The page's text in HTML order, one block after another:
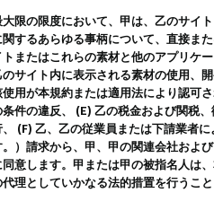
限の限度において、甲は、乙のサイ
するあらゆる事柄について、直接ま
またはこれらの素材と他のアプリ
サイト内に表示される素材の使用、
用が本規約または適用法により認可
件の違反、 (E) 乙の税金および関税
(F) 乙、乙の従業員または下請業者
）請求から、甲、甲の関連会社およ
意します。甲または甲の被指名人は
理としていかなる法的措置を行うこ